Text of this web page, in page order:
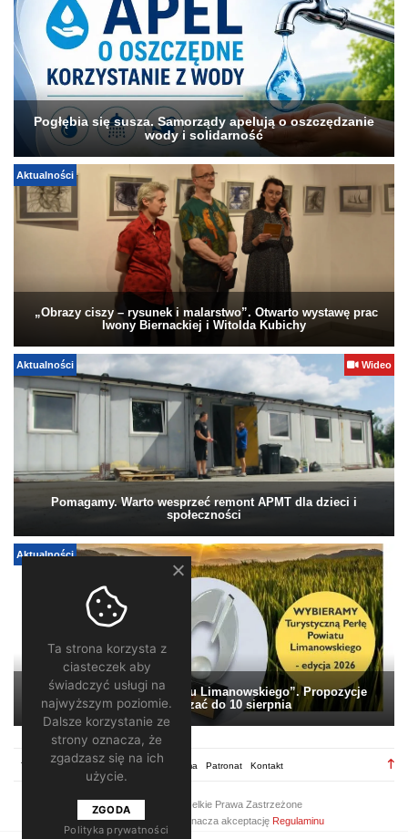
Pogłębia się susza. Samorządy apelują o oszczędzanie
wody i solidarność
Aktualności
„Obrazy ciszy – rysunek i malarstwo”. Otwarto wystawę prac
Iwony Biernackiej i Witolda Kubichy
Aktualności Wideo
Pomagamy. Warto wesprzeć remont APMT dla dzieci i
społeczności
Aktualności
„Turystyczna Perła Powiatu Limanowskiego”. Propozycje
można zgłaszać do 10 sierpnia
Regulamin Redakcja Reklama Patronat Kontakt
2026 ©
/ Wszelkie Prawa Zastrzeżone
Korzystanie z portalu oznacza akceptację Regulaminu
Ta strona korzysta z
ciasteczek aby
świadczyć usługi na
najwyższym poziomie.
Dalsze korzystanie ze
strony oznacza, że
zgadzasz się na ich
użycie.
ZGODA
Polityka prywatności